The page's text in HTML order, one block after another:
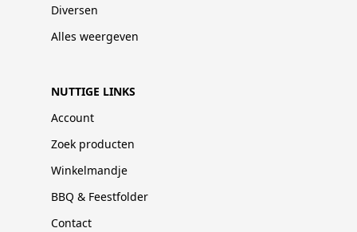
Diversen
Alles weergeven
NUTTIGE LINKS
Account
Zoek producten
Winkelmandje
BBQ & Feestfolder
Contact